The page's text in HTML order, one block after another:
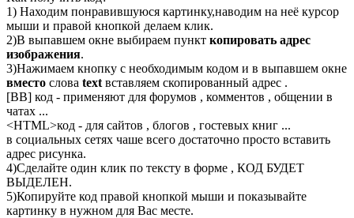
1) Находим понравившуюся картинку,наводим на неё курсор
мыши и правой кнопкой делаем клик.
2)В выпавшем окне выбираем пункт копировать адрес
изображения.
3)Нажимаем кнопку с необходимым кодом и в выпавшем окне
вместо слова text вставляем скопированный адрес .
[BB] код - применяют для форумов , комментов , общении в
чатах ...
<HTML>код - для сайтов , блогов , гостевых книг ...
в социальных сетях чаше всего достаточно просто вставить
адрес рисунка.
4)Сделайте один клик по тексту в форме , КОД БУДЕТ
ВЫДЕЛЕН.
5)Копируйте код правой кнопкой мыши и показывайте
картинку в нужном для Вас месте.